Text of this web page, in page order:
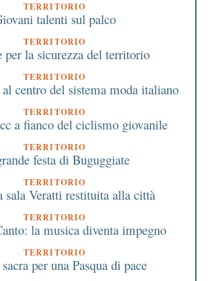
TERRITORIO
talenti sul palco
TERRITORIO
per la sicurezza del territorio
TERRITORIO
centro del sistema moda italiano
TERRITORIO
a fianco del ciclismo giovanile
TERRITORIO
festa di Buguggiate
TERRITORIO
sala Veratti restituita alla città
TERRITORIO
la musica diventa impegno
TERRITORIO
per una Pasqua di pace